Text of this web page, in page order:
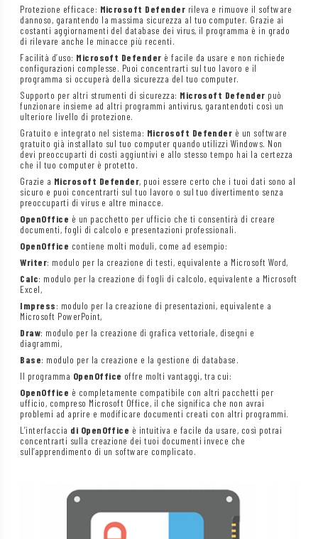
Protezione efficace: Microsoft Defender rileva e rimuove il software
dannoso, garantendo la massima sicurezza al tuo computer. Grazie ai
costanti aggiornamenti del database dei virus, il programma è in grado
di rilevare anche le minacce più recenti.
Facilità d’uso: Microsoft Defender è facile da usare e non richiede
configurazioni complesse. Puoi concentrarti sul tuo lavoro e il
programma si occuperà della sicurezza del tuo computer.
Supporto per altri strumenti di sicurezza: Microsoft Defender può
funzionare insieme ad altri programmi antivirus, garantendoti così un
ulteriore livello di protezione.
Gratuito e integrato nel sistema: Microsoft Defender è un software
gratuito già installato sul tuo computer quando utilizzi Windows. Non
devi preoccuparti di costi aggiuntivi e allo stesso tempo hai la certezza
che il tuo computer è protetto.
Grazie a Microsoft Defender, puoi essere certo che i tuoi dati sono al
sicuro e puoi concentrarti sul tuo lavoro o sul tuo divertimento senza
preoccuparti di virus e altre minacce.
OpenOffice è un pacchetto per ufficio che ti consentirà di creare
documenti, fogli di calcolo e presentazioni professionali.
OpenOffice contiene molti moduli, come ad esempio:
Writer: modulo per la creazione di testi, equivalente a Microsoft Word,
Calc: modulo per la creazione di fogli di calcolo, equivalente a Microsoft
Excel,
Impress: modulo per la creazione di presentazioni, equivalente a
Microsoft PowerPoint,
Draw: modulo per la creazione di grafica vettoriale, disegni e
diagrammi,
Base: modulo per la creazione e la gestione di database.
Il programma OpenOffice offre molti vantaggi, tra cui:
OpenOffice è completamente compatibile con altri pacchetti per
ufficio, compreso Microsoft Office, il che significa che non avrai
problemi ad aprire e modificare documenti creati con altri programmi.
L’interfaccia di OpenOffice è intuitiva e facile da usare, così potrai
concentrarti sulla creazione dei tuoi documenti invece che
sull’apprendimento di un software complicato.